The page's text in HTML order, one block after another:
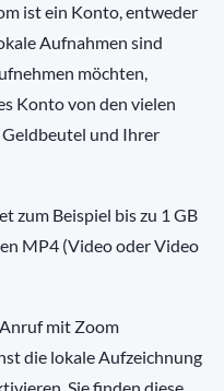
ist ein Konto, entweder
Aufnahmen sind
möchten,
Konto von den vielen
und Ihrer
zum Beispiel bis zu 1 GB
MP4 (Video oder Video
mit Zoom
die lokale Aufzeichnung